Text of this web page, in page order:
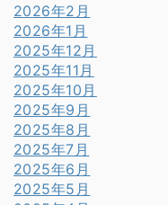
2026年2月
2026年1月
2025年12月
2025年11月
2025年10月
2025年9月
2025年8月
2025年7月
2025年6月
2025年5月